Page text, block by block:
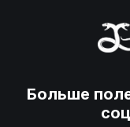
Больше